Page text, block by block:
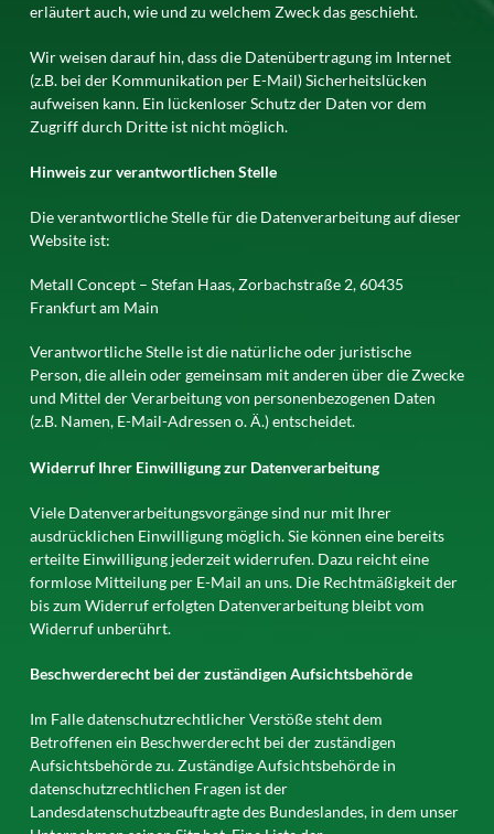
erläutert auch, wie und zu welchem Zweck das geschieht.
Wir weisen darauf hin, dass die Datenübertragung im Internet
(z.B. bei der Kommunikation per E-Mail) Sicherheitslücken
aufweisen kann. Ein lückenloser Schutz der Daten vor dem
Zugriff durch Dritte ist nicht möglich.
Hinweis zur verantwortlichen Stelle
Die verantwortliche Stelle für die Datenverarbeitung auf dieser
Website ist:
Metall Concept – Stefan Haas, Zorbachstraße 2, 60435
Frankfurt am Main
Verantwortliche Stelle ist die natürliche oder juristische
Person, die allein oder gemeinsam mit anderen über die Zwecke
und Mittel der Verarbeitung von personenbezogenen Daten
(z.B. Namen, E-Mail-Adressen o. Ä.) entscheidet.
Widerruf Ihrer Einwilligung zur Datenverarbeitung
Viele Datenverarbeitungsvorgänge sind nur mit Ihrer
ausdrücklichen Einwilligung möglich. Sie können eine bereits
erteilte Einwilligung jederzeit widerrufen. Dazu reicht eine
formlose Mitteilung per E-Mail an uns. Die Rechtmäßigkeit der
bis zum Widerruf erfolgten Datenverarbeitung bleibt vom
Widerruf unberührt.
Beschwerderecht bei der zuständigen Aufsichtsbehörde
Im Falle datenschutzrechtlicher Verstöße steht dem
Betroffenen ein Beschwerderecht bei der zuständigen
Aufsichtsbehörde zu. Zuständige Aufsichtsbehörde in
datenschutzrechtlichen Fragen ist der
Landesdatenschutzbeauftragte des Bundeslandes, in dem unser